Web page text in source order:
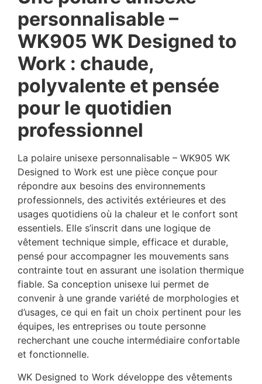
personnalisable –
WK905 WK Designed to
Work : chaude,
polyvalente et pensée
pour le quotidien
professionnel
La polaire unisexe personnalisable – WK905 WK
Designed to Work est une pièce conçue pour
répondre aux besoins des environnements
professionnels, des activités extérieures et des
usages quotidiens où la chaleur et le confort sont
essentiels. Elle s’inscrit dans une logique de
vêtement technique simple, efficace et durable,
pensé pour accompagner les mouvements sans
contrainte tout en assurant une isolation thermique
fiable. Sa conception unisexe lui permet de
convenir à une grande variété de morphologies et
d’usages, ce qui en fait un choix pertinent pour les
équipes, les entreprises ou toute personne
recherchant une couche intermédiaire confortable
et fonctionnelle.
WK Designed to Work développe des vêtements